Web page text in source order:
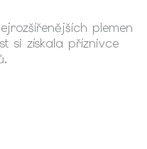
plemen
si získala příznivce